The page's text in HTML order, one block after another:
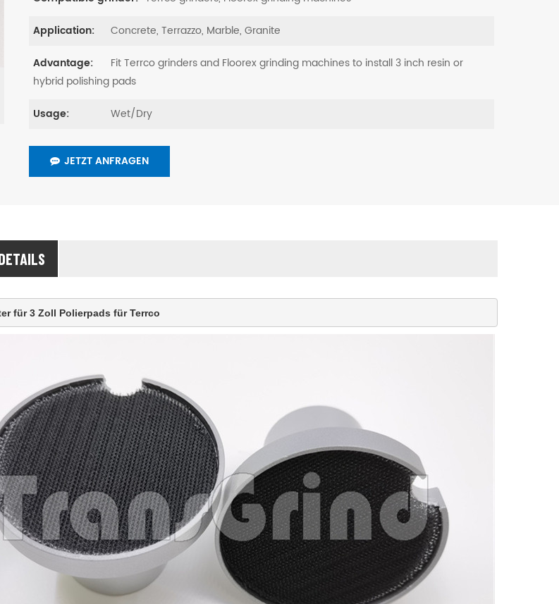
Application: Concrete, Terrazzo, Marble, Granite
Advantage:
Fit Terrco grinders and Floorex grinding machines to install 3 inch resin or
hybrid polishing pads
Usage: Wet/Dry
JETZT ANFRAGEN
für 3 Zoll Polierpads für Terrco